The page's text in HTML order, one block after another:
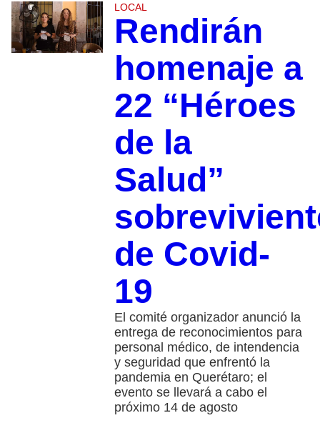
LOCAL
Rendirán
homenaje a
22 “Héroes
de la
Salud”
de Covid-
19
El comité organizador anunció la
entrega de reconocimientos para
personal médico, de intendencia
y seguridad que enfrentó la
pandemia en Querétaro; el
evento se llevará a cabo el
próximo 14 de agosto